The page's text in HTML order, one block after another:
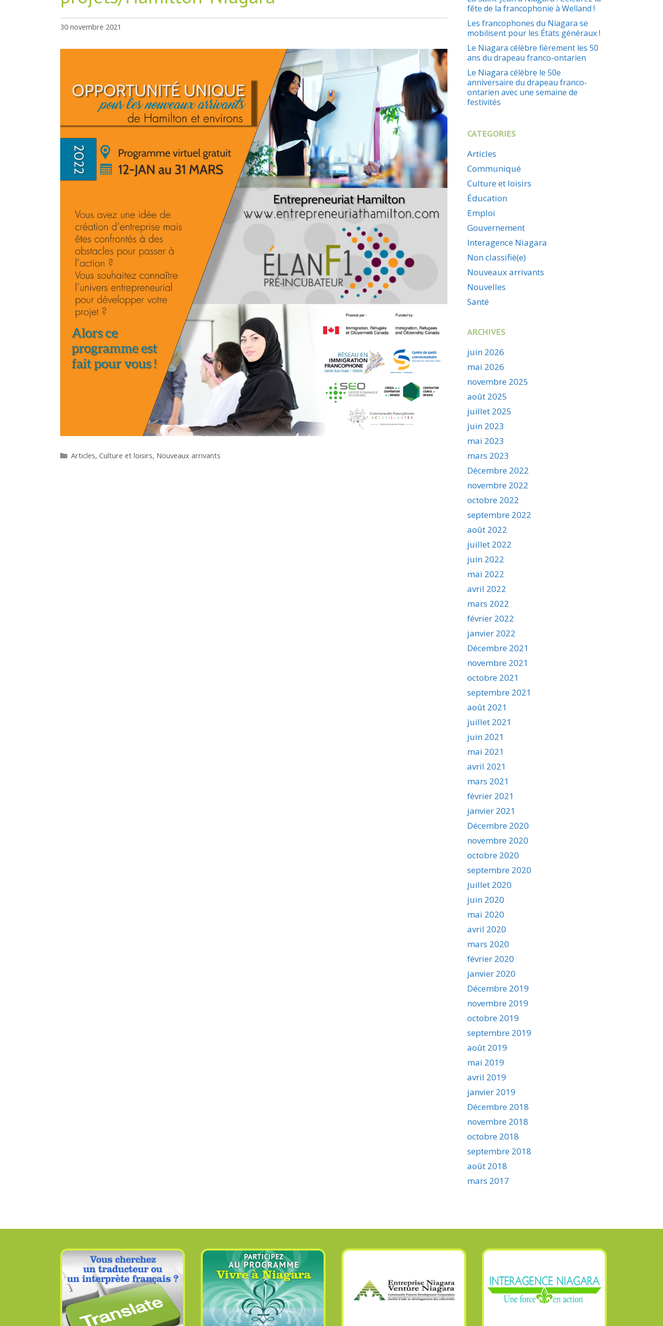
30 novembre 2021
Catégories
Articles, Culture et loisirs, Nouveaux arrivants
fête de la francophonie à Welland !
Les francophones du Niagara se
mobilisent pour les États généraux !
Le Niagara célèbre fièrement les 50
ans du drapeau franco-ontarien
Le Niagara célèbre le 50e
anniversaire du drapeau franco-
ontarien avec une semaine de
festivités
CATEGORIES
Articles
Communiqué
Culture et loisirs
Éducation
Emploi
Gouvernement
Interagence Niagara
Non classifié(e)
Nouveaux arrivants
Nouvelles
Santé
ARCHIVES
juin 2026
mai 2026
novembre 2025
août 2025
juillet 2025
juin 2023
mai 2023
mars 2023
Décembre 2022
novembre 2022
octobre 2022
septembre 2022
août 2022
juillet 2022
juin 2022
mai 2022
avril 2022
mars 2022
février 2022
janvier 2022
Décembre 2021
novembre 2021
octobre 2021
septembre 2021
août 2021
juillet 2021
juin 2021
mai 2021
avril 2021
mars 2021
février 2021
janvier 2021
Décembre 2020
novembre 2020
octobre 2020
septembre 2020
juillet 2020
juin 2020
mai 2020
avril 2020
mars 2020
février 2020
janvier 2020
Décembre 2019
novembre 2019
octobre 2019
septembre 2019
août 2019
mai 2019
avril 2019
janvier 2019
Décembre 2018
novembre 2018
octobre 2018
septembre 2018
août 2018
mars 2017